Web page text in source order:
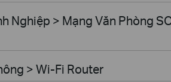
Nghiệp > Mạng Văn Phòng
> Wi-Fi Router